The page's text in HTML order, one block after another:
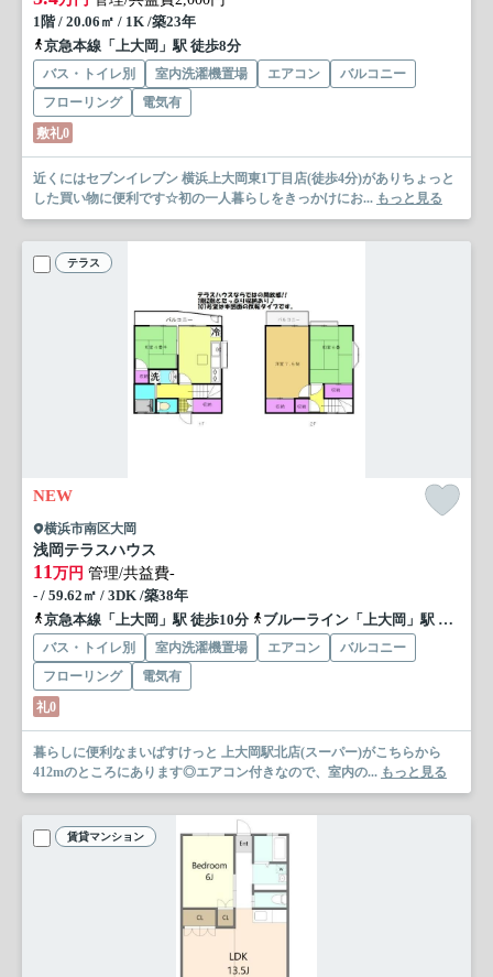
1階 / 20.06㎡ / 1K /築23年
京急本線「上大岡」駅 徒歩8分
バス・トイレ別 室内洗濯機置場 エアコン
バルコニー
フローリング
電気有
敷礼0
近くにはセブンイレブン 横浜上大岡東1丁目店(徒歩4分)がありちょっと
した買い物に便利です☆初の一人暮らしをきっかけにお... もっと見る
テラス
NEW
横浜市南区大岡
浅岡テラスハウス
11 万円 管理/共益費-
- / 59.62㎡ / 3DK /築38年
京急本線「上大岡」駅 徒歩10分
ブルーライン「上大岡」駅 徒歩12分
バス・トイレ別 室内洗濯機置場 エアコン
バルコニー
フローリング
電気有
礼0
暮らしに便利なまいばすけっと 上大岡駅北店(スーパー)がこちらから
412mのところにあります◎エアコン付きなので、室内の... もっと見る
賃貸マンション